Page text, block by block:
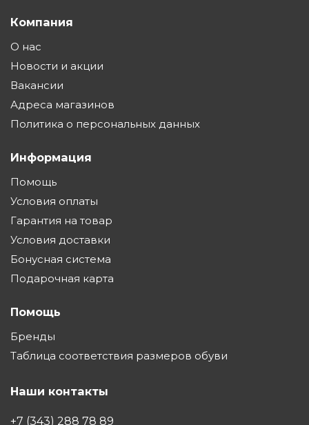
Компания
О нас
Новости и акции
Вакансии
Адреса магазинов
Политика о персональных данных
Информация
Помощь
Условия оплаты
Гарантия на товар
Условия доставки
Бонусная система
Подарочная карта
Помощь
Бренды
Таблица соответствия размеров обуви
Наши контакты
+7 (343) 288 78 89